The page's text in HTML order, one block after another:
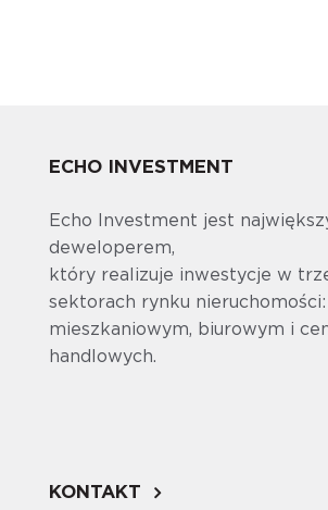
ECHO INVESTMENT
Echo Investment jest
deweloperem,
który realizuje inwestycje w
sektorach rynku nieruchomości:
mieszkaniowym, biurowym i
handlowych.
KONTAKT